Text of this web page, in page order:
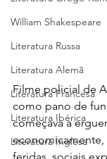
William Shakespeare
Literatura Russa
Literatura Alemã
Literatura Francesa
Literatura Ibérica
Literatura Inglesa
Filme policial de
como pano de
começava a
economicamente,